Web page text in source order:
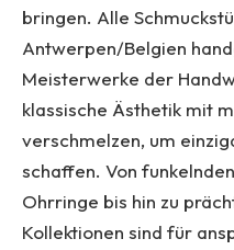
bringen. Alle
Antwerpen/Belgien
Meisterwerke der
klassische Ästhetik mit
verschmelzen, um
schaffen. Von
Ohrringe bis hin zu
Kollektionen sind für